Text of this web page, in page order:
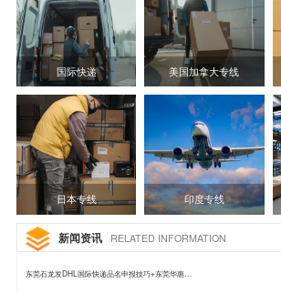
国际快递 美国加拿大专线
日本专线 印度专线
新闻资讯 RELATED INFORMATION
东莞石龙发DHL国际快递品名申报技巧+东莞华惠…